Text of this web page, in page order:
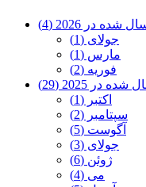
شده در 2026 (4)
جولای (1)
مارس (1)
فوریه (2)
شده در 2025 (29)
اکتبر (1)
سپتامبر (2)
آگوست (5)
جولای (3)
ژوئن (6)
می (4)